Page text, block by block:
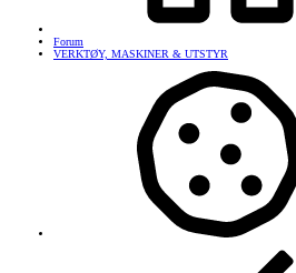
Forum
VERKTØY, MASKINER & UTSTYR